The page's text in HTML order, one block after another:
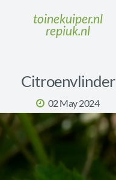
toinekuiper.nl
repiuk.nl
Citroenvlinder
02 May 2024